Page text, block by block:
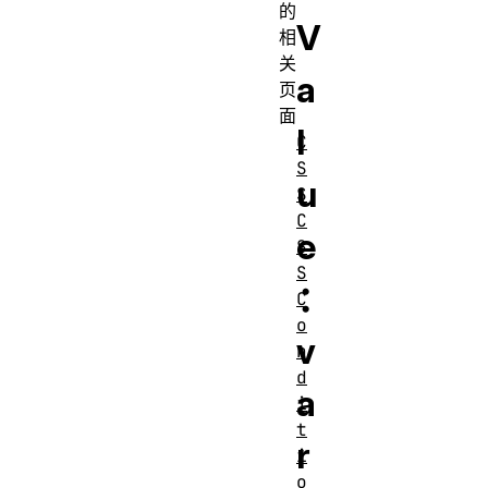
V
a
l
u
e
：
v
a
r
的
相
关
页
面
C
S
S
C
S
S
C
o
n
d
i
t
i
o